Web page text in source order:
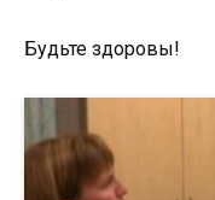
Будьте здоровы!